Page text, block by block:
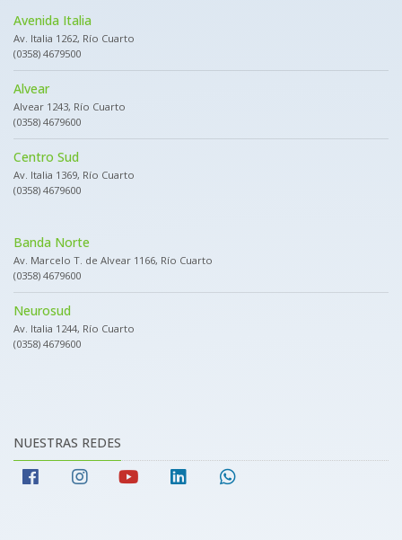
Avenida Italia
Av. Italia 1262, Río Cuarto
(0358) 4679500
Alvear
Alvear 1243, Río Cuarto
(0358) 4679600
Centro Sud
Av. Italia 1369, Río Cuarto
(0358) 4679600
Banda Norte
Av. Marcelo T. de Alvear 1166, Río Cuarto
(0358) 4679600
Neurosud
Av. Italia 1244, Río Cuarto
(0358) 4679600
NUESTRAS REDES